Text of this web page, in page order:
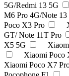
5G/Redmi 13 5G
M6 Pro 4G/Note 13
Poco X3 Pro
GT/ Note 11T Pro
X5 5G
Xiaomi Poco
Xiaomi Poco X7